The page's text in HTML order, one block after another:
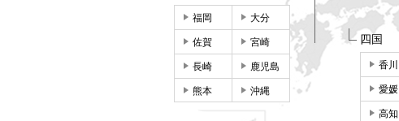
四国
香川
愛媛
高知
福岡 大分
佐賀 宮崎
長崎 鹿児島
熊本 沖縄